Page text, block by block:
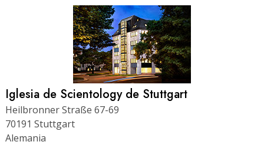
Iglesia de Scientology de Stuttgart
Heilbronner Straße 67-69
70191 Stuttgart
Alemania